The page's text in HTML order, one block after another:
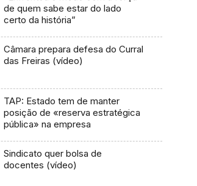
de quem sabe estar do lado
certo da história”
Câmara prepara defesa do Curral
das Freiras (vídeo)
TAP: Estado tem de manter
posição de «reserva estratégica
pública» na empresa
Sindicato quer bolsa de
docentes (vídeo)